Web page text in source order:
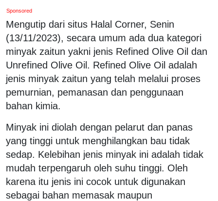
Sponsored
Mengutip dari situs Halal Corner, Senin
(13/11/2023), secara umum ada dua kategori
minyak zaitun yakni jenis Refined Olive Oil dan
Unrefined Olive Oil. Refined Olive Oil adalah
jenis minyak zaitun yang telah melalui proses
pemurnian, pemanasan dan penggunaan
bahan kimia.
Minyak ini diolah dengan pelarut dan panas
yang tinggi untuk menghilangkan bau tidak
sedap. Kelebihan jenis minyak ini adalah tidak
mudah terpengaruh oleh suhu tinggi. Oleh
karena itu jenis ini cocok untuk digunakan
sebagai bahan memasak maupun